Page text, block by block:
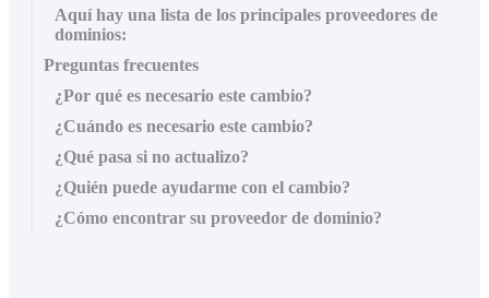
Aquí hay una lista de los principales proveedores de
dominios:
Preguntas frecuentes
¿Por qué es necesario este cambio?
¿Cuándo es necesario este cambio?
¿Qué pasa si no actualizo?
¿Quién puede ayudarme con el cambio?
¿Cómo encontrar su proveedor de dominio?